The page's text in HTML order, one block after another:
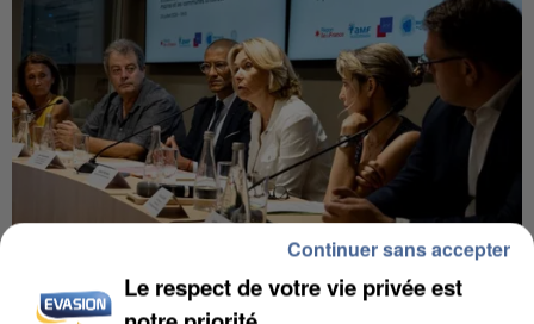
INCENDIES : L’ÎLE-DE-FRANCE LANCE UN ÉLAN
Le respect de votre vie privée est
Continuer sans accepter